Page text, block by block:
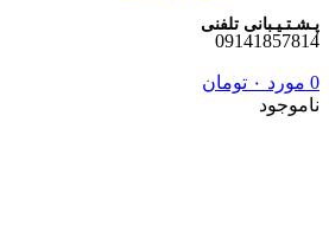
پـشـتـیـبانی تلفنی
09141857814
0 مورد ۰ تومان
ناموجود